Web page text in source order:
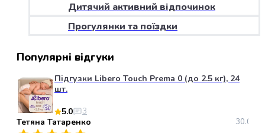
Бакалія
Олія
Сухі
сніданки
приготування
Спеції
Дитячий активний відпочинок
Прогулянки та поїздки
Популярні відгуки
Підгузки Libero Touch Prema 0 (до 2.5 кг), 24
шт.
5.0
3
Тетяна Татаренко